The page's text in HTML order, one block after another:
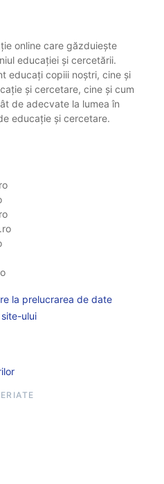
online care găzduiește
educației și cercetării.
educați copiii noștri, cine și
și cercetare, cine și cum
de adecvate la lumea în
educație și cercetare.
la prelucrarea de date
ului